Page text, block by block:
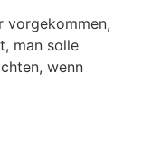
vorgekommen,
man solle
wenn